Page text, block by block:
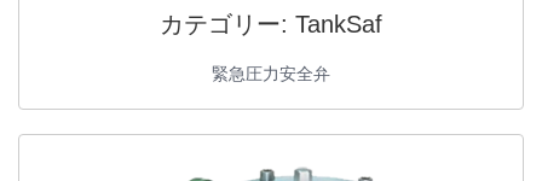
カテゴリー: TankSaf
緊急圧力安全弁